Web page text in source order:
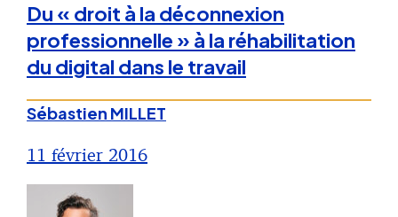
Du « droit à la déconnexion
professionnelle » à la réhabilitation
du digital dans le travail
Sébastien MILLET
11 février 2016